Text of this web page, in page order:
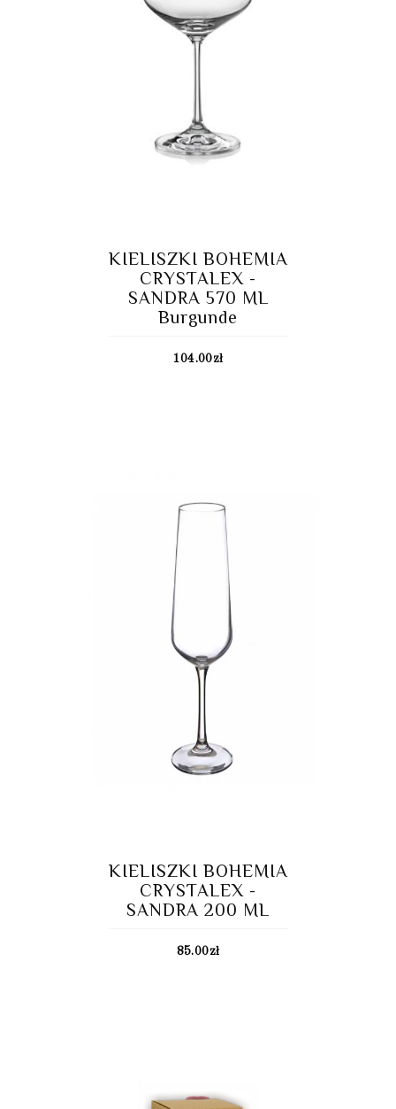
KIELISZKI BOHEMIA
CRYSTALEX -
SANDRA 570 ML
Burgunde
104.00zł
KIELISZKI BOHEMIA
CRYSTALEX -
SANDRA 200 ML
85.00zł